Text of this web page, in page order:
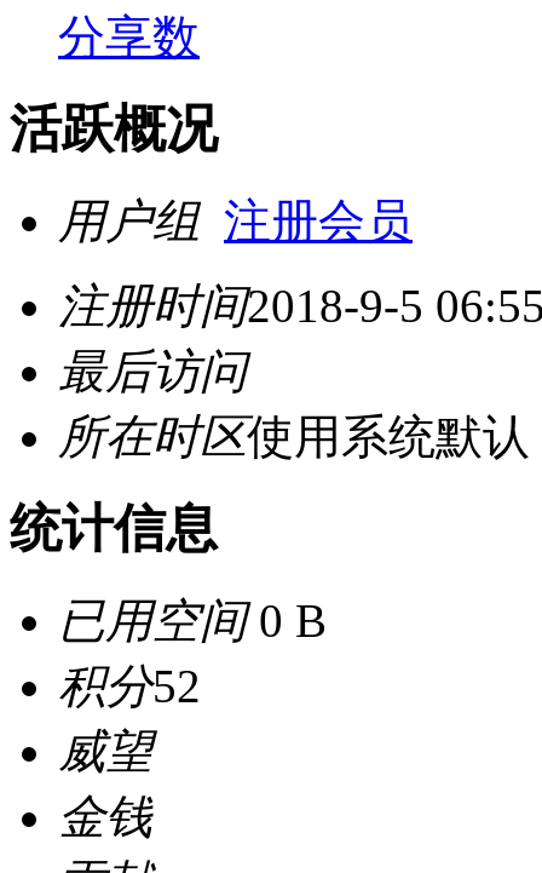
分享数
活跃概况
用户组 注册会员
注册时间2018-9-5
最后访问
所在时区使用系统默认
统计信息
已用空间0 B
积分52
威望
金钱